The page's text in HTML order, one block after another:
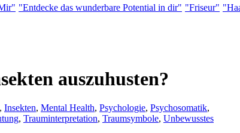
"Entdecke das wunderbare Potential in dir" "Friseur"
auszuhusten?
, Insekten, Mental Health, Psychologie, Psychosomatik,
, Trauminterpretation, Traumsymbole, Unbewusstes